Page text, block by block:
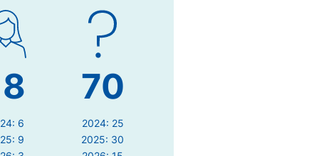
6
9
70
2024: 25
2025: 30